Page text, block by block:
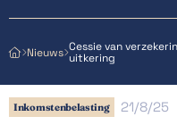
NieuwsCessie van
uitkering
Inkomstenbelasting 21/8/25